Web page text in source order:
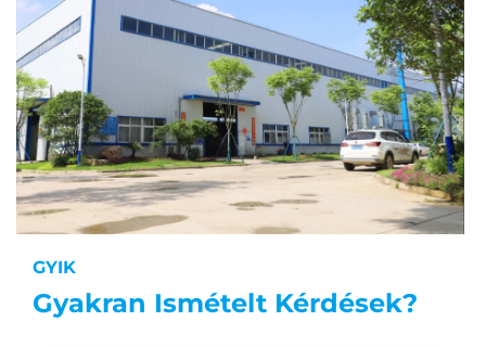
GYIK
Gyakran Ismételt Kérdések?